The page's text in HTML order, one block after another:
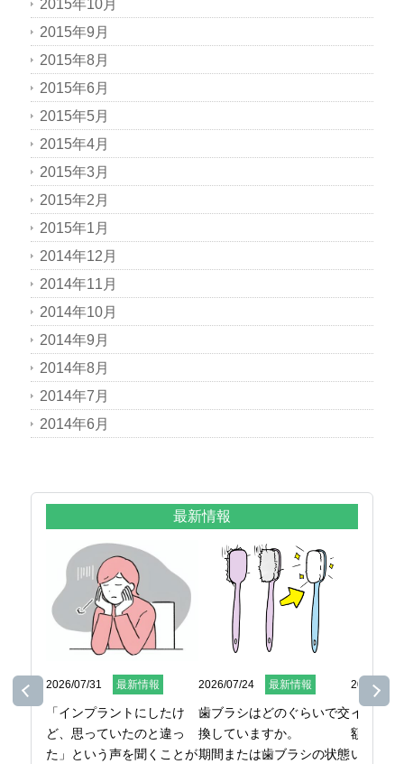
2015年10月
2015年9月
2015年8月
2015年6月
2015年5月
2015年4月
2015年3月
2015年2月
2015年1月
2014年12月
2014年11月
2014年10月
2014年9月
2014年8月
2014年7月
2014年6月
最新情報
2026/07/31 最新情報
「インプラントにしたけ
ど、思っていたのと違っ
た」という声を聞くことが
2026/07/24 最新情報
歯ブラシはどのぐらいで交
換していますか。
期間または歯ブラシの状態
2026/07/
インプ
額にな
いとい